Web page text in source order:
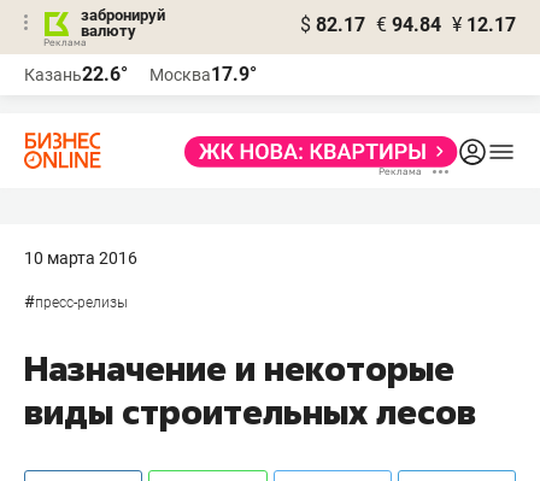
забронируй
валюту
$ 82.17 € 94.84 ¥ 12.17
Казань22.6° Москва17.9°
10 марта 2016
#пресс-релизы
Назначение и некоторые
виды строительных лесов